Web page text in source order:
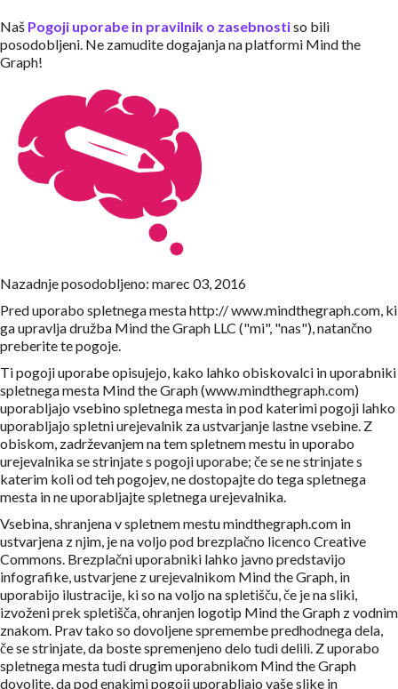
Naš Pogoji uporabe in pravilnik o zasebnostiso bili
posodobljeni. Ne zamudite dogajanja na platformi Mind the
Graph!
Nazadnje posodobljeno: marec 03, 2016
Pred uporabo spletnega mesta http:// www.mindthegraph.com, ki
ga upravlja družba Mind the Graph LLC ("mi", "nas"), natančno
preberite te pogoje.
Ti pogoji uporabe opisujejo, kako lahko obiskovalci in uporabniki
spletnega mesta Mind the Graph (www.mindthegraph.com)
uporabljajo vsebino spletnega mesta in pod katerimi pogoji lahko
uporabljajo spletni urejevalnik za ustvarjanje lastne vsebine. Z
obiskom, zadrževanjem na tem spletnem mestu in uporabo
urejevalnika se strinjate s pogoji uporabe; če se ne strinjate s
katerim koli od teh pogojev, ne dostopajte do tega spletnega
mesta in ne uporabljajte spletnega urejevalnika.
Vsebina, shranjena v spletnem mestu mindthegraph.com in
ustvarjena z njim, je na voljo pod brezplačno licenco Creative
Commons. Brezplačni uporabniki lahko javno predstavijo
infografike, ustvarjene z urejevalnikom Mind the Graph, in
uporabijo ilustracije, ki so na voljo na spletišču, če je na sliki,
izvoženi prek spletišča, ohranjen logotip Mind the Graph z vodnim
znakom. Prav tako so dovoljene spremembe predhodnega dela,
če se strinjate, da boste spremenjeno delo tudi delili. Z uporabo
spletnega mesta tudi drugim uporabnikom Mind the Graph
dovolite, da pod enakimi pogoji uporabljajo vaše slike in